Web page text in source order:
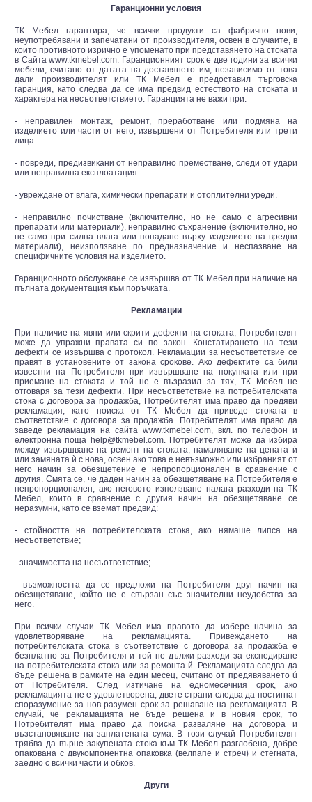
Гаранционни условия
ТК Мебел гарантира, че всички продукти са фабрично нови,
неупотребявани и запечатани от производителя, освен в случаите, в
които противното изрично е упоменато при представянето на стоката
в Сайта www.tkmebel.com. Гаранционният срок е две години за всички
мебели, считано от датата на доставянето им, независимо от това
дали производителят или ТК Мебел е предоставил търговска
гаранция, като следва да се има предвид естеството на стоката и
характера на несъответствието. Гаранцията не важи при:
- неправилен монтаж, ремонт, преработване или подмяна на
изделието или части от него, извършени от Потребителя или трети
лица.
- повреди, предизвикани от неправилно преместване, следи от удари
или неправилна експлоатация.
- увреждане от влага, химически препарати и отоплителни уреди.
- неправилно почистване (включително, но не само с агресивни
препарати или материали), неправилно съхранение (включително, но
не само при силна влага или попадане върху изделието на вредни
материали), неизползване по предназначение и неспазване на
специфичните условия на изделието.
Гаранционното обслужване се извършва от ТК Мебел при наличие на
пълната документация към поръчката.
Рекламации
При наличие на явни или скрити дефекти на стоката, Потребителят
може да упражни правата си по закон. Констатирането на тези
дефекти се извършва с протокол. Рекламации за несъответствие се
правят в установените от закона срокове. Ако дефектите са били
известни на Потребителя при извършване на покупката или при
приемане на стоката и той не е възразил за тях, ТК Мебел не
отговаря за тези дефекти. При несъответствие на потребителската
стока с договора за продажба, Потребителят има право да предяви
рекламация, като поиска от ТК Мебел да приведе стоката в
съответствие с договора за продажба. Потребителят има право да
заведе рекламация на сайта www.tkmebel.com, вкл. по телефон и
електронна поща help@tkmebel.com. Потребителят може да избира
между извършване на ремонт на стоката, намаляване на цената ѝ
или замяната ѝ с нова, освен ако това е невъзможно или избраният от
него начин за обезщетение е непропорционален в сравнение с
другия. Смята се, че даден начин за обезщетяване на Потребителя е
непропорционален, ако неговото използване налага разходи на ТК
Мебел, които в сравнение с другия начин на обезщетяване се
неразумни, като се вземат предвид:
- стойността на потребителската стока, ако нямаше липса на
несъответствие;
- значимостта на несъответствие;
- възможността да се предложи на Потребителя друг начин на
обезщетяване, който не е свързан със значителни неудобства за
него.
При всички случаи ТК Мебел има правото да избере начина за
удовлетворяване на рекламацията. Привеждането на
потребителската стока в съответствие с договора за продажба е
безплатно за Потребителя и той не дължи разходи за експедиране
на потребителската стока или за ремонта й. Рекламацията следва да
бъде решена в рамките на един месец, считано от предявяването ú
от Потребителя. След изтичане на едномесечния срок, ако
рекламацията не е удовлетворена, двете страни следва да постигнат
споразумение за нов разумен срок за решаване на рекламацията. В
случай, че рекламацията не бъде решена и в новия срок, то
Потребителят има право да поиска разваляне на договора и
възстановяване на заплатената сума. В този случай Потребителят
трябва да върне закупената стока към ТК Мебел разглобена, добре
опакована с двукомпонентна опаковка (велпапе и стреч) и стегната,
заедно с всички части и обков.
Други